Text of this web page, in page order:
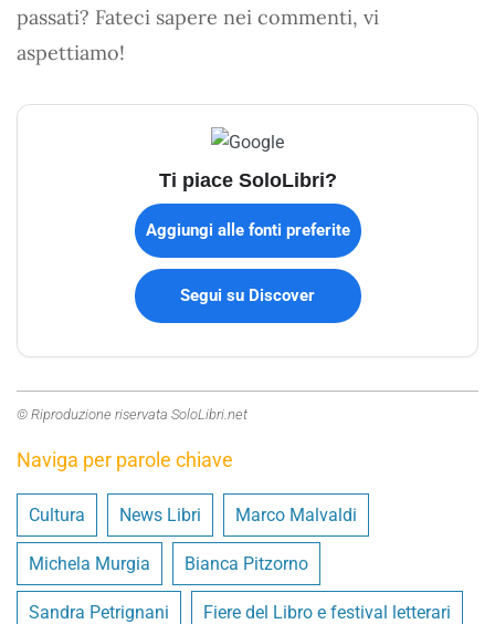
passati? Fateci sapere nei commenti, vi
aspettiamo!
Ti piace SoloLibri?
Aggiungi alle fonti preferite
Segui su Discover
© Riproduzione riservata SoloLibri.net
Naviga per parole chiave
Cultura News Libri Marco Malvaldi
Michela Murgia Bianca Pitzorno
Sandra Petrignani Fiere del Libro e festival letterari